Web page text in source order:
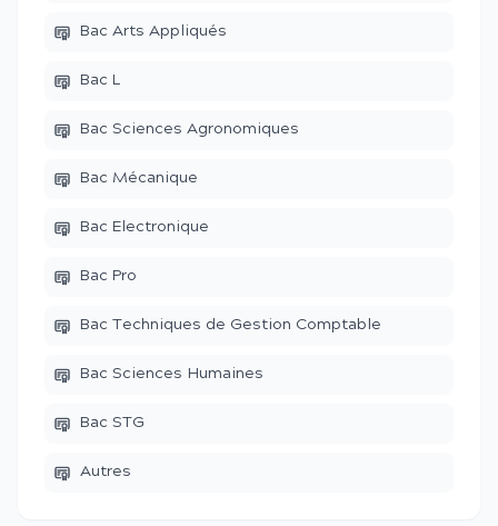
Bac Arts Appliqués
Bac L
Bac Sciences Agronomiques
Bac Mécanique
Bac Electronique
Bac Pro
Bac Techniques de Gestion Comptable
Bac Sciences Humaines
Bac STG
Autres